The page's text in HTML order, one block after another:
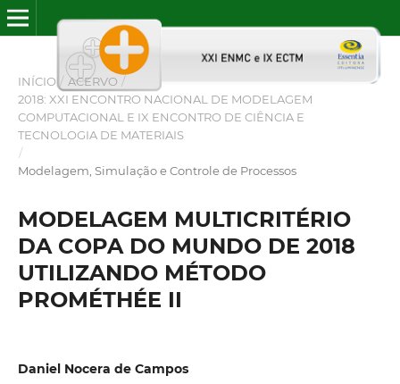
INÍCIO / ACERVO /
2018: XXI ENCONTRO NACIONAL DE MODELAGEM
COMPUTACIONAL E IX ENCONTRO DE CIÊNCIA E
TECNOLOGIA DE MATERIAIS
/
Modelagem, Simulação e Controle de Processos
MODELAGEM MULTICRITÉRIO
DA COPA DO MUNDO DE 2018
UTILIZANDO MÉTODO
PROMÉTHÉE II
Daniel Nocera de Campos